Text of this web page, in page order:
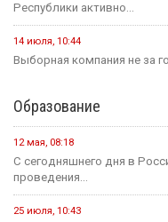
Республики активно...
14 июля, 10:44
Выборная компания не за
Образование
12 мая, 08:18
С сегодняшнего дня в
проведения...
25 июля, 10:43